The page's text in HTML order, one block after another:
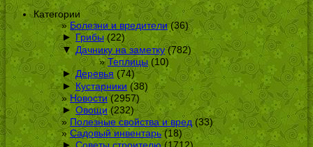
Категории
Болезни и вредители(36)
► Грибы(22)
▼ Дачнику на заметку(782)
Теплицы(10)
► Деревья (74)
► Кустарники (38)
Новости(2957)
► Овощи(232)
Полезные свойства и вред(33)
Садовый инвентарь(18)